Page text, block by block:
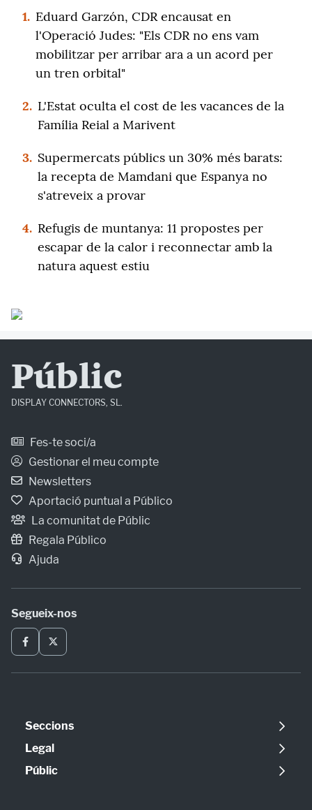
1. Eduard Garzón, CDR encausat en
l'Operació Judes: "Els CDR no ens vam
mobilitzar per arribar ara a un acord per
un tren orbital"
2. L'Estat oculta el cost de les vacances de la
Família Reial a Marivent
3. Supermercats públics un 30% més barats:
la recepta de Mamdani que Espanya no
s'atreveix a provar
4. Refugis de muntanya: 11 propostes per
escapar de la calor i reconnectar amb la
natura aquest estiu
Públic
DISPLAY CONNECTORS, SL.
Fes-te soci/a
Gestionar el meu compte
Newsletters
Aportació puntual a Público
La comunitat de Públic
Regala Público
Ajuda
Segueix-nos
Seccions
Política
Opinió
Legal
Avís legal
Públic